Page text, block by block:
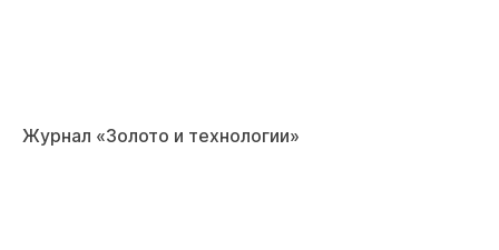
Журнал «Золото и технологии»